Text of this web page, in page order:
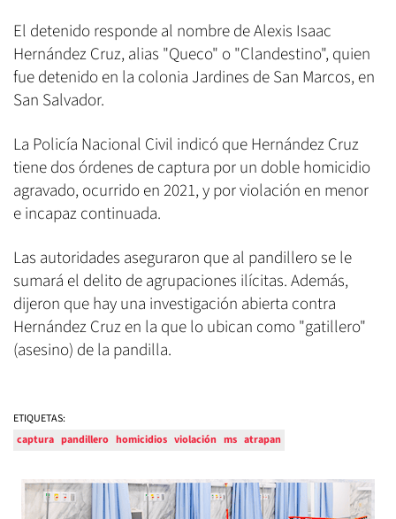
El detenido responde al nombre de Alexis Isaac
Hernández Cruz, alias "Queco" o "Clandestino", quien
fue detenido en la colonia Jardines de San Marcos, en
San Salvador.
La Policía Nacional Civil indicó que Hernández Cruz
tiene dos órdenes de captura por un doble homicidio
agravado, ocurrido en 2021, y por violación en menor
e incapaz continuada.
Las autoridades aseguraron que al pandillero se le
sumará el delito de agrupaciones ilícitas. Además,
dijeron que hay una investigación abierta contra
Hernández Cruz en la que lo ubican como "gatillero"
(asesino) de la pandilla.
ETIQUETAS:
captura pandillero homicidios violación ms atrapan